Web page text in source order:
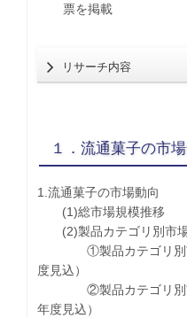
票を掲載
リサーチ内容
１．流通菓子の市
1.流通菓子の市場動向
(1)総市場規模推移
(2)製品カテゴリ別市場
①製品カテゴリ別市
度見込）
②製品カテゴリ別市
年度見込）